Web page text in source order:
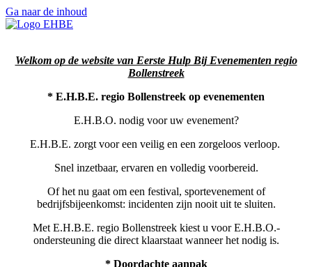
Ga naar de inhoud
Welkom op de website van Eerste Hulp Bij Evenementen regio
Bollenstreek
* E.H.B.E. regio Bollenstreek op evenementen
E.H.B.O. nodig voor uw evenement?
E.H.B.E. zorgt voor een veilig en een zorgeloos verloop.
Snel inzetbaar, ervaren en volledig voorbereid.
Of het nu gaat om een festival, sportevenement of
bedrijfsbijeenkomst: incidenten zijn nooit uit te sluiten.
Met E.H.B.E. regio Bollenstreek kiest u voor E.H.B.O.-
ondersteuning die direct klaarstaat wanneer het nodig is.
* Doordachte aanpak